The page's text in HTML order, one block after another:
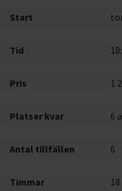
Start
Tid
Pris 1
Platser kvar 6
Antal tillfällen 6
Timmar